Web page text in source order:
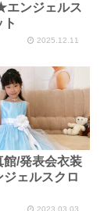
エンジェルス
2025.12.11
館/発表会衣装
ェルスクロ
2023.03.03